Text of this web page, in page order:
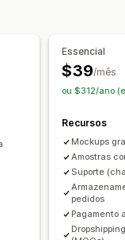
Essencial
$39/mês
ou $312/ano
Recursos
Mockups
Amostras
Suporte
pedidos
Pagamento